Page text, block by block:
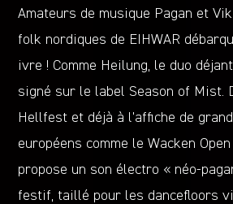
Amateurs de musique Pagan et
folk nordiques de EIHWAR
ivre ! Comme Heilung, le duo
signé sur le label Season of Mist.
Hellfest et déjà à l’affiche de
européens comme le Wacken
propose un son électro « néo-
festif, taillé pour les dancefloors